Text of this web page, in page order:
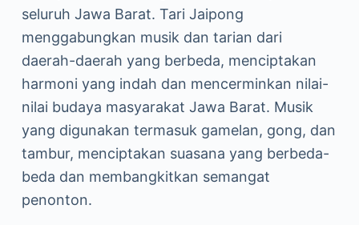
seluruh Jawa Barat. Tari Jaipong
menggabungkan musik dan tarian dari
daerah-daerah yang berbeda, menciptakan
harmoni yang indah dan mencerminkan nilai-
nilai budaya masyarakat Jawa Barat. Musik
yang digunakan termasuk gamelan, gong, dan
tambur, menciptakan suasana yang berbeda-
beda dan membangkitkan semangat
penonton.